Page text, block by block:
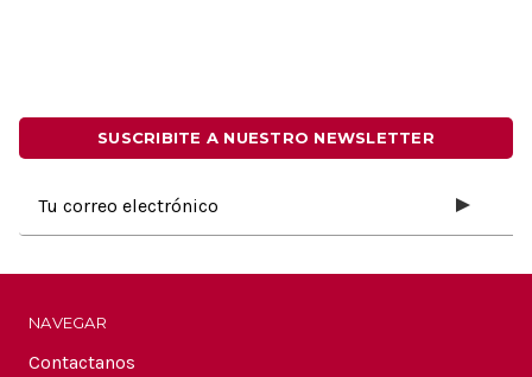
SUSCRIBITE A NUESTRO NEWSLETTER
electrónico
NAVEGAR
Contactanos